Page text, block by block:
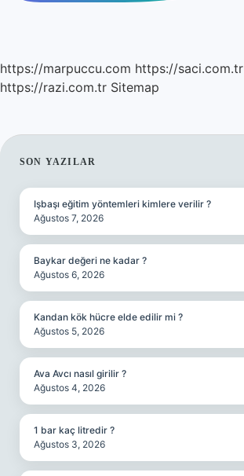
https://marpuccu.com https://saci.com.tr
https://razi.com.tr Sitemap
SIDEBAR
SON YAZILAR
Işbaşı eğitim yöntemleri kimlere verilir ?
Ağustos 7, 2026
Baykar değeri ne kadar ?
Ağustos 6, 2026
Kandan kök hücre elde edilir mi ?
Ağustos 5, 2026
Ava Avcı nasıl girilir ?
Ağustos 4, 2026
1 bar kaç litredir ?
Ağustos 3, 2026